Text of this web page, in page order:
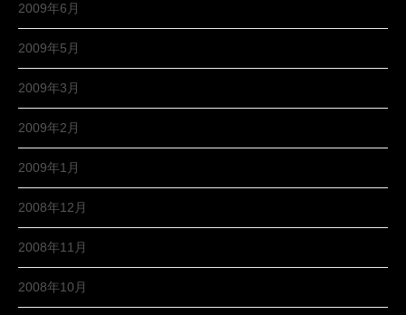
2009年6月
2009年5月
2009年3月
2009年2月
2009年1月
2008年12月
2008年11月
2008年10月